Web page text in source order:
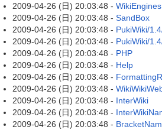
2009-04-26 (日) 20:03:48 - WikiEngines
2009-04-26 (日) 20:03:48 - SandBox
2009-04-26 (日) 20:03:48 - PukiWiki/
2009-04-26 (日) 20:03:48 - PukiWiki/
2009-04-26 (日) 20:03:48 - PHP
2009-04-26 (日) 20:03:48 - Help
2009-04-26 (日) 20:03:48 -
2009-04-26 (日) 20:03:48 -
2009-04-26 (日) 20:03:48 - InterWiki
2009-04-26 (日) 20:03:48 -
2009-04-26 (日) 20:03:48 -